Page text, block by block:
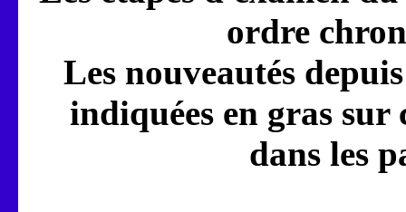
ordre
Les nouveautés
indiquées en gras sur
dans les